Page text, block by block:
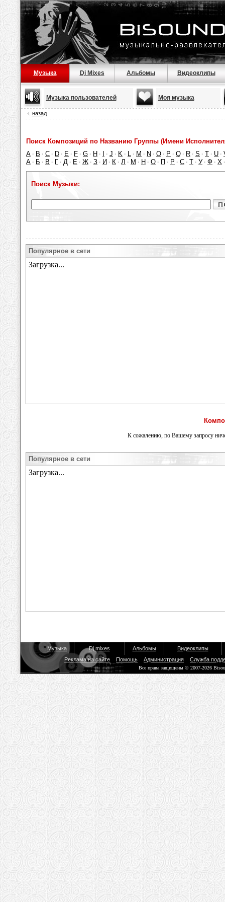
Музыка Dj Mixes Альбомы Видеоклипы
Музыка пользователей Моя музыка
назад
Поиск Композиций по Названию Группы (Имени
A · B · C · D · E · F · G · H · · J · K · L · M · N · O · P · Q · R · S · T · U ·
А · Б · В · Г · Д · Е · Ж · З · И · К · Л · М · Н · О · П · Р · С · Т · У · Ф · Х
Поиск Музыки:
Популярное в сети
К сожалению, по Вашему запросу
Популярное в сети
Музыка Dj mixes Альбомы
Видеоклипы
Реклама на сайте
Помощь Администрация Служба
Все права защищены © 2007-2026